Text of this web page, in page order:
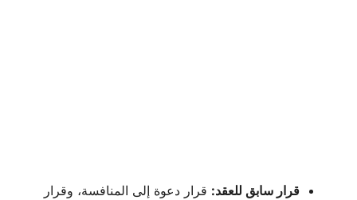
قرار سابق للعقد: قرار دعوة إلى المنافسة، وقرار